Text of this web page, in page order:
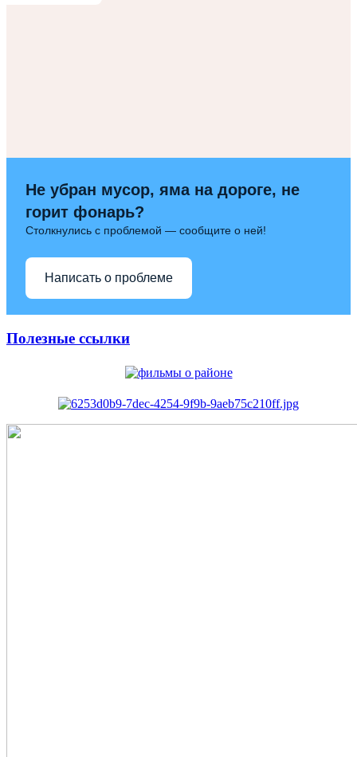
Не убран мусор, яма на дороге, не
горит фонарь?
Столкнулись с проблемой — сообщите о ней!
Написать о проблеме
Полезные ссылки